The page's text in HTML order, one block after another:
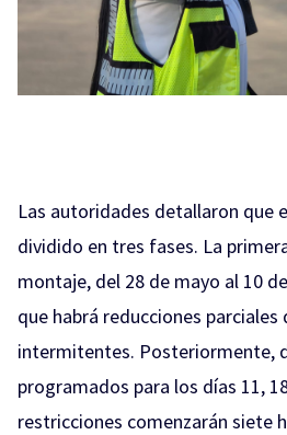
Las autoridades detallaron que
dividido en tres fases. La
montaje, del 28 de mayo al 10
que habrá reducciones parciales
intermitentes. Posteriormente,
programados para los días 11,
restricciones comenzarán siete